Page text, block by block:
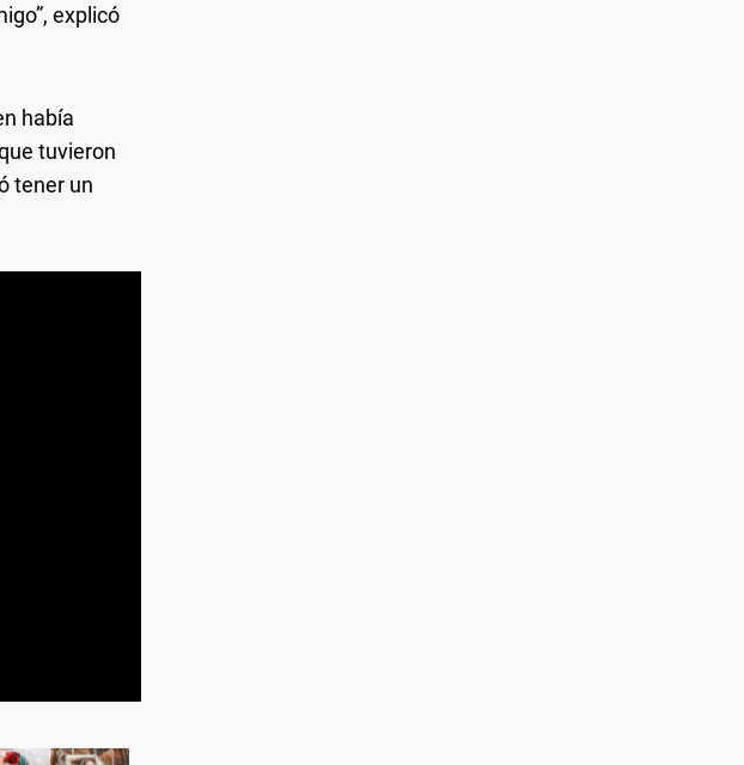
explicó
había
tuvieron
tener un